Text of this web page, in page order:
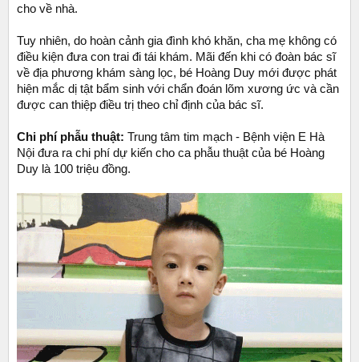
cho về nhà.
Tuy nhiên, do hoàn cảnh gia đình khó khăn, cha mẹ không có
điều kiện đưa con trai đi tái khám. Mãi đến khi có đoàn bác sĩ
về địa phương khám sàng lọc, bé Hoàng Duy mới được phát
hiện mắc dị tật bẩm sinh với chẩn đoán lõm xương ức và cần
được can thiệp điều trị theo chỉ định của bác sĩ.
Chi phí phẫu thuật: Trung tâm tim mạch - Bệnh viện E Hà
Nội đưa ra chi phí dự kiến cho ca phẫu thuật của bé Hoàng
Duy là 100 triệu đồng.